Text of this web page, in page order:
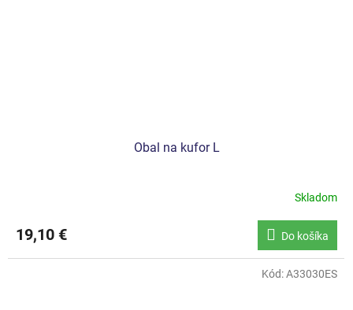
Obal na kufor L
Skladom
19,10 € Do košíka
Kód:A33030ES